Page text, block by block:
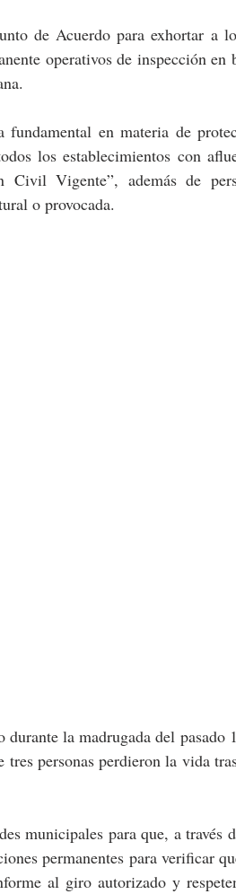
de Acuerdo para exhortar a
operativos de inspección en
fundamental en materia de
los establecimientos con
Civil Vigente”, además de
o provocada.
la madrugada del pasado
personas perdieron la vida
municipales para que, a través
permanentes para verificar
al giro autorizado y